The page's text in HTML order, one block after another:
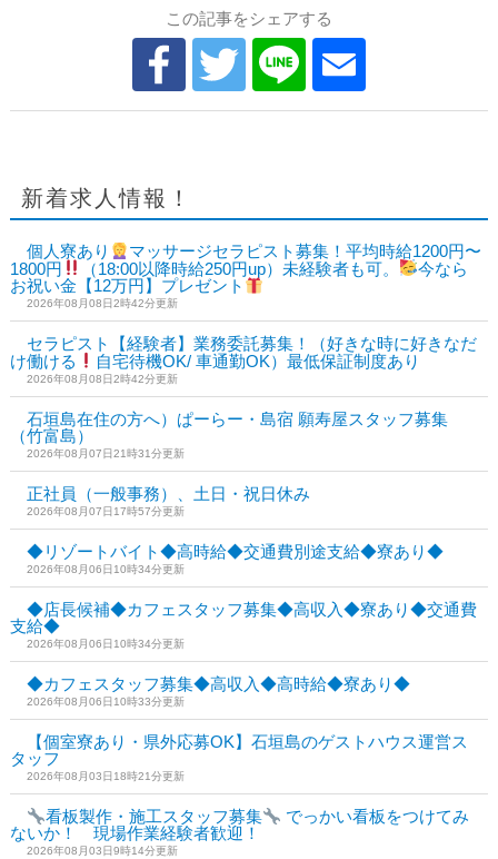
この記事をシェアする
新着求人情報！
個人寮あり
マッサージセラピスト募集！平均時給1200円〜
1800円
（18:00以降時給250円up）未経験者も可。
今なら
お祝い金【12万円】プレゼント
2026年08月08日2時42分更新
セラピスト【経験者】業務委託募集！（好きな時に好きなだ
け働ける
自宅待機OK/ 車通勤OK）最低保証制度あり
2026年08月08日2時42分更新
石垣島在住の方へ）ぱーらー・島宿 願寿屋スタッフ募集
（竹富島）
2026年08月07日21時31分更新
正社員（一般事務）、土日・祝日休み
2026年08月07日17時57分更新
◆リゾートバイト◆高時給◆交通費別途支給◆寮あり◆
2026年08月06日10時34分更新
◆店長候補◆カフェスタッフ募集◆高収入◆寮あり◆交通費
支給◆
2026年08月06日10時34分更新
◆カフェスタッフ募集◆高収入◆高時給◆寮あり◆
2026年08月06日10時33分更新
【個室寮あり・県外応募OK】石垣島のゲストハウス運営ス
タッフ
2026年08月03日18時21分更新
看板製作・施工スタッフ募集
でっかい看板をつけてみ
ないか！ 現場作業経験者歓迎！
2026年08月03日9時14分更新